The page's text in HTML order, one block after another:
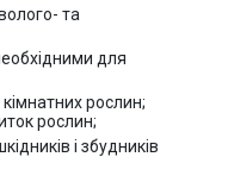
та
для
рослин;
рослин;
і збудників